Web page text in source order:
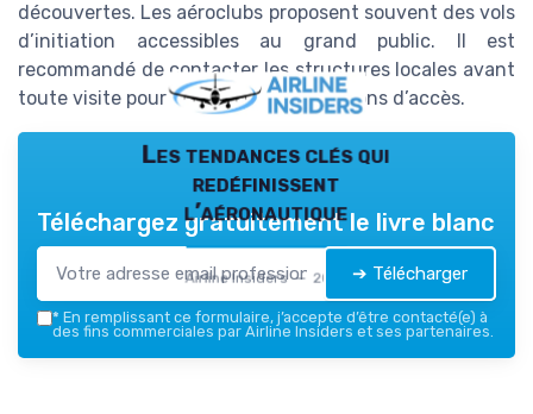
découvertes. Les aéroclubs proposent souvent des vols
d’initiation accessibles au grand public. Il est
recommandé de contacter les structures locales avant
toute visite pour connaître les conditions d’accès.
Les tendances clés qui
redéfinissent
l’aéronautique
Airline Insiders — 2026
Téléchargez gratuitement le livre blanc
➔ Télécharger
* En remplissant ce formulaire, j’accepte d’être contacté(e) à
des fins commerciales par Airline Insiders et ses partenaires.